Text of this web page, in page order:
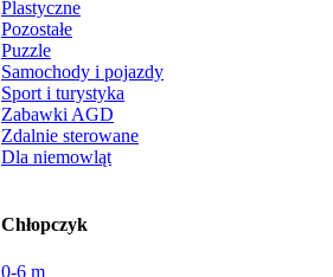
Plastyczne
Pozostałe
Puzzle
Samochody i pojazdy
Sport i turystyka
Zabawki AGD
Zdalnie sterowane
Dla niemowląt
Chłopczyk
0-6 m